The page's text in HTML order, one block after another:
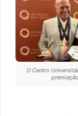
O Centro